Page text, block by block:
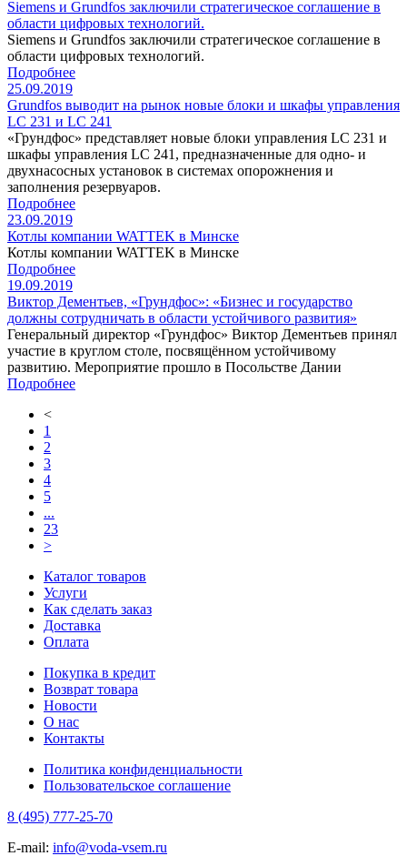
Siemens и Grundfos заключили стратегическое соглашение в
области цифровых технологий.
Siemens и Grundfos заключили стратегическое соглашение в
области цифровых технологий.
Подробнее
25.09.2019
Grundfos выводит на рынок новые блоки и шкафы управления
LC 231 и LC 241
«Грундфос» представляет новые блоки управления LC 231 и
шкафы управления LC 241, предназначенные для одно- и
двухнасосных установок в системах опорожнения и
заполнения резервуаров.
Подробнее
23.09.2019
Котлы компании WATTEK в Минске
Котлы компании WATTEK в Минске
Подробнее
19.09.2019
Виктор Дементьев, «Грундфос»: «Бизнес и государство
должны сотрудничать в области устойчивого развития»
Генеральный директор «Грундфос» Виктор Дементьев принял
участие в круглом столе, посвящённом устойчивому
развитию. Мероприятие прошло в Посольстве Дании
Подробнее
<
1
2
3
4
5
...
23
>
Каталог товаров
Услуги
Как сделать заказ
Доставка
Оплата
Покупка в кредит
Возврат товара
Новости
О нас
Контакты
Политика конфиденциальности
Пользовательское соглашение
8 (495) 777-25-70
E-mail: info@voda-vsem.ru